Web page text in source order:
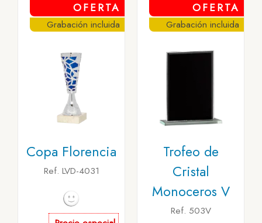
OFERTA
Grabación incluida
Copa Florencia
Ref. LVD-4031
OFERTA
Grabación incluida
Trofeo de
Cristal
Monoceros V
Ref. 503V